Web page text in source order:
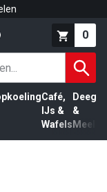
0
Café,
IJs &
Wafels
Deeg
&
Meel